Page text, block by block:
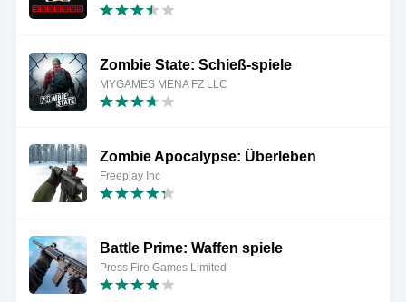
Zombie State: Schieß-spiele
MYGAMES MENA FZ LLC
Zombie Apocalypse: Überleben
Freeplay Inc
Battle Prime: Waffen spiele
Press Fire Games Limited